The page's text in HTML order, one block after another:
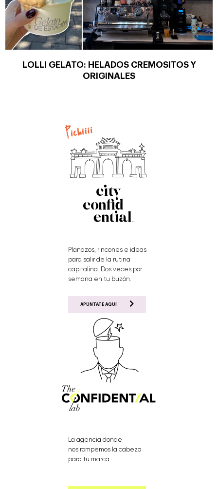
LOLLI GELATO: HELADOS CREMOSITOS Y
ORIGINALES
Planazos, rincones e ideas
para salir de la rutina
capitalina. Dos veces por
semana en tu buzón.
APÚNTATE AQUÍ
La agencia donde
nos rompemos la cabeza
para tu marca.